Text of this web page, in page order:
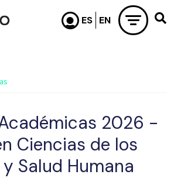
Pasar al contenido principal
2026 -
Ciencias de los
Salud Humana